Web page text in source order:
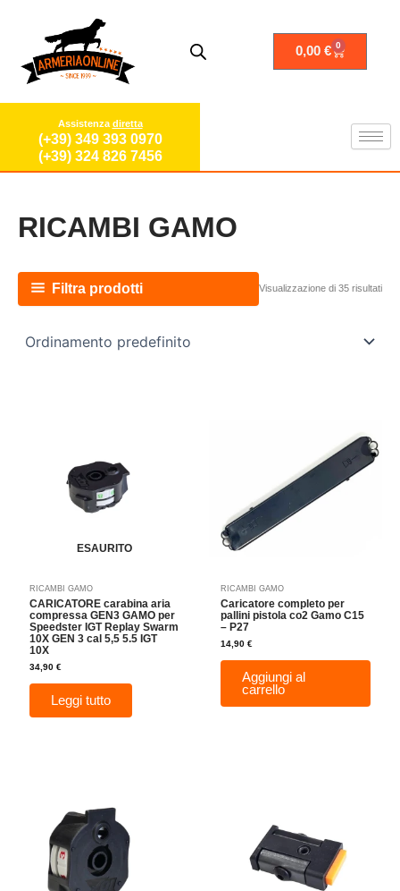
contenuto
0,00€ 0
Carrello
Assistenza diretta
(+39) 349 393 0970
(+39) 324 826 7456
RICAMBI GAMO
Filtra prodotti Visualizzazione di 35 risultati
ESAURITO
RICAMBI GAMO
CARICATORE carabina aria
compressa GEN3 GAMO per
Speedster IGT Replay Swarm
10X GEN 3 cal 5,5 5.5 IGT
10X
34,90€
Leggi tutto
RICAMBI GAMO
Caricatore completo per
pallini pistola co2 Gamo C15
– P27
14,90€
Aggiungi al
carrello